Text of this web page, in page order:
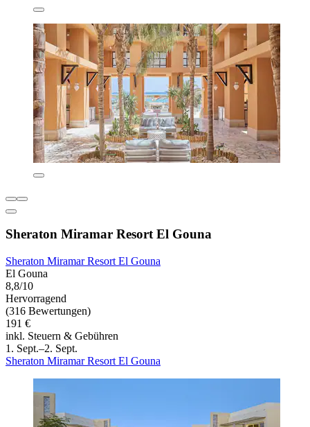
Sheraton Miramar Resort El Gouna
Sheraton Miramar Resort El Gouna
El Gouna
8,8/10
Hervorragend
(316 Bewertungen)
191 €
inkl. Steuern & Gebühren
1. Sept.–2. Sept.
Sheraton Miramar Resort El Gouna